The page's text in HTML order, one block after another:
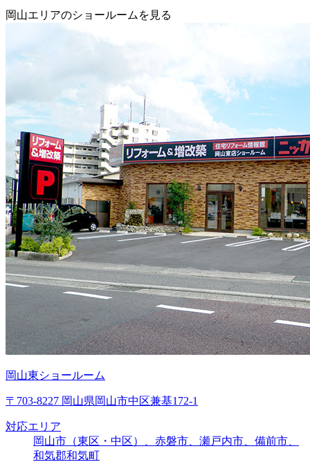
岡山エリアのショールームを見る
岡山東ショールーム
〒703-8227 岡山県岡山市中区兼基172-1
対応エリア
岡山市（東区・中区）、赤磐市、瀬戸内市、備前市、
和気郡和気町